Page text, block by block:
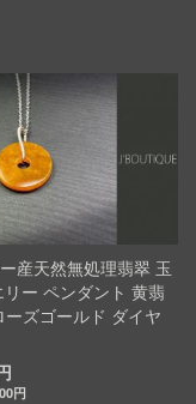
産天然無処理翡翠 玉
ー ペンダント 黄翡
ーズゴールド ダイヤ
円